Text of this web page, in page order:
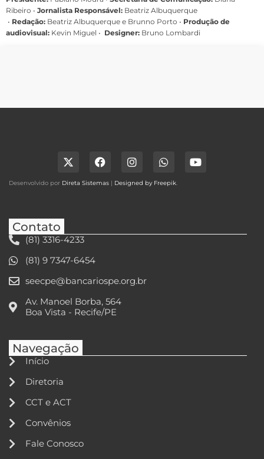
Ribeiro • Jornalista Responsável: Beatriz Albuquerque
• Redação: Beatriz Albuquerque e Brunno Porto • Produção de
audiovisual: Kevin Miguel • Designer: Bruno Lombardi
Desenvolvido por Direta Sistemas | Designed by Freepik.
Contato
(81) 3316-4233
(81) 9 7347-6454
seecpe@bancariospe.org.br
Av. Manoel Borba, 564
Boa Vista - Recife/PE
Navegação
Início
Diretoria
CCT e ACT
Convênios
Fale Conosco